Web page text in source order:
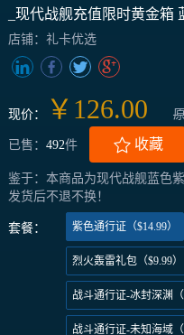
_现代战舰充值限时黄金箱
店铺：礼卡优选
现价： ￥126.00
已售： 492件 收藏
鉴于：本商品为现代战舰蓝色
发货后不退不换！
套餐： 紫色通行证（$14.99）
烈火轰雷礼包（$9.99）
战斗通行证-冰封深渊（
战斗通行证-未知海域（